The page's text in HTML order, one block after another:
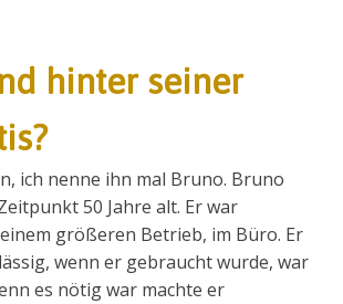
hinter seiner
ich nenne ihn mal Bruno. Bruno
50 Jahre alt. Er war
größeren Betrieb, im Büro. Er
wenn er gebraucht wurde, war
es nötig war machte er